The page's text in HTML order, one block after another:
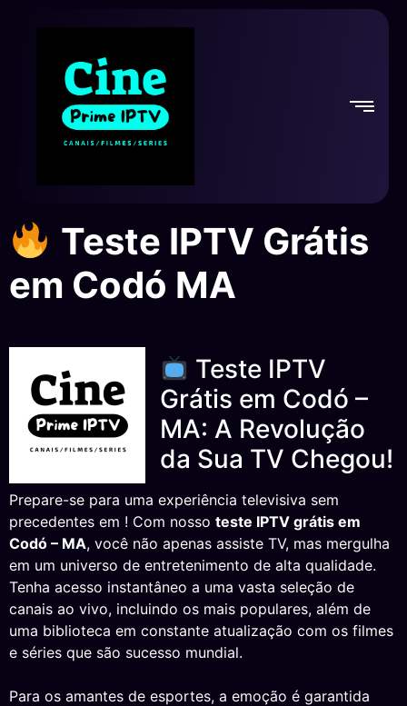
Teste IPTV Grátis
em Codó MA
Teste IPTV
Grátis em Codó –
MA: A Revolução
da Sua TV Chegou!
Prepare-se para uma experiência televisiva sem
precedentes em ! Com nosso teste IPTV grátis em
Codó – MA, você não apenas assiste TV, mas mergulha
em um universo de entretenimento de alta qualidade.
Tenha acesso instantâneo a uma vasta seleção de
canais ao vivo, incluindo os mais populares, além de
uma biblioteca em constante atualização com os filmes
e séries que são sucesso mundial.
Para os amantes de esportes, a emoção é garantida